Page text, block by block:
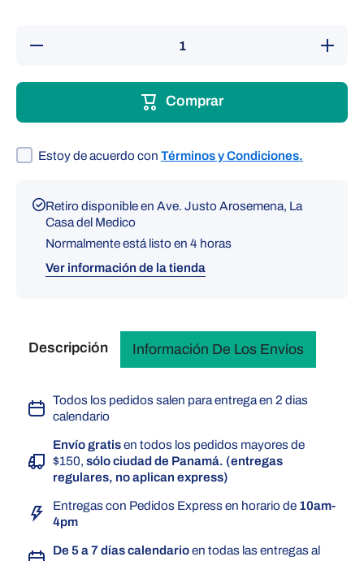
Reducir
LATEX
DE 1
Aumentar
cantidad
DE
CON
Comprar
Estoy de acuerdo con Términos y Condiciones.
Retiro disponible enAve. Justo Arosemena, La
Casa del Medico
Normalmente está listo en 4 horas
Ver información de la tienda
Descripción Información De Los Envíos
Todos los pedidos salen para entrega en 2 dias
calendario
Envío gratisen todos los pedidos mayores de
$150, sólo ciudad de Panamá. (entregas
regulares, no aplican express)
Entregas con Pedidos Express en horario de 10am-
4pm
De 5 a 7 días calendarioen todas las entregas al